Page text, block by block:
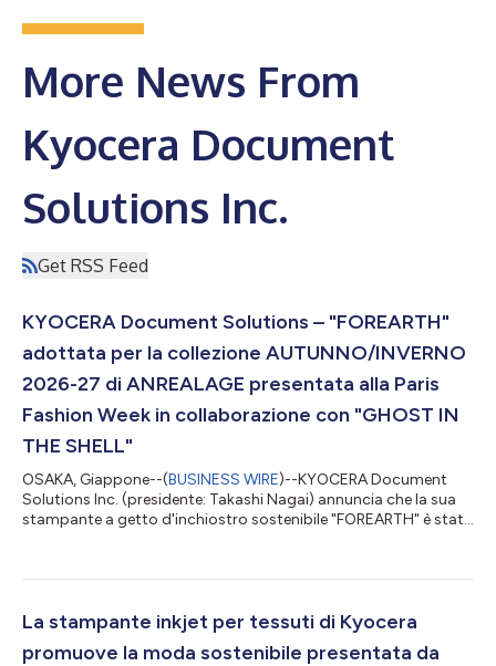
More News From
Kyocera Document
Solutions Inc.
Get RSS Feed
KYOCERA Document Solutions – "FOREARTH"
adottata per la collezione AUTUNNO/INVERNO
2026-27 di ANREALAGE presentata alla Paris
Fashion Week in collaborazione con "GHOST IN
THE SHELL"
OSAKA, Giappone--(BUSINESS WIRE)--KYOCERA Document
Solutions Inc. (presidente: Takashi Nagai) annuncia che la sua
stampante a getto d'inchiostro sostenibile "FOREARTH" è stata
2026-27 dal brand di moda ANREALAGE in occasione della
con stampe FOREARTH. Sin dalla sfilata 2024, ANREALAGE ha
adottato FOREARTH per la stampa s...
La stampante inkjet per tessuti di Kyocera
promuove la moda sostenibile presentata da